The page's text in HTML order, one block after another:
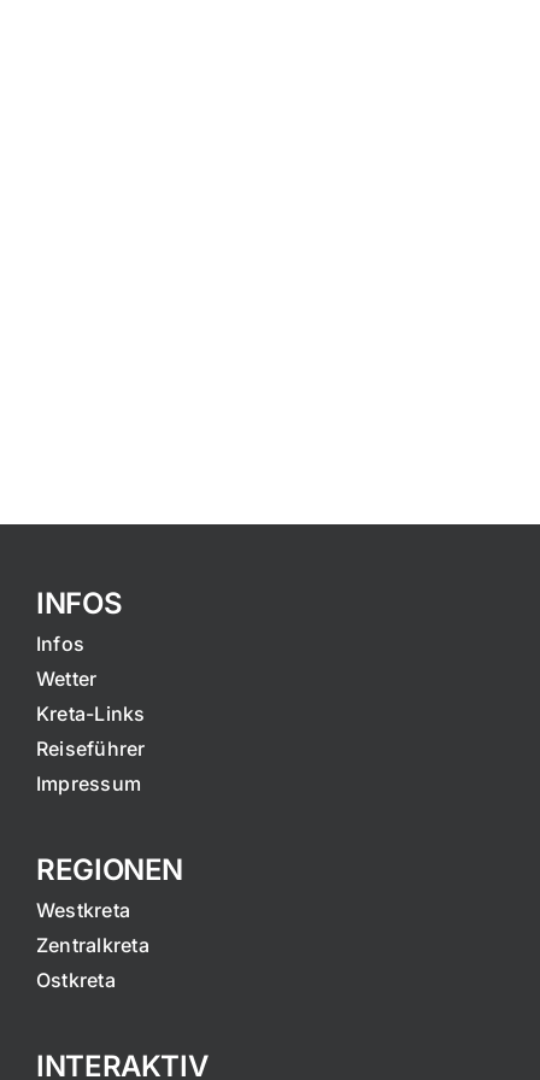
INFOS
Infos
Wetter
Kreta-Links
Reiseführer
Impressum
REGIONEN
Westkreta
Zentralkreta
Ostkreta
INTERAKTIV